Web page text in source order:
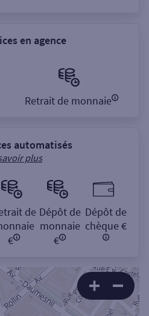
en agence
Retrait de monnaie
automatisés
plus
de
€
Dépôt de
monnaie
€
Dépôt de
chèque €